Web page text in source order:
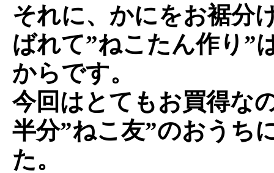
それに、かにをお裾分
ばれて”ねこたん作り”
からです。
今回はとてもお買得な
半分”ねこ友”のおうち
た。